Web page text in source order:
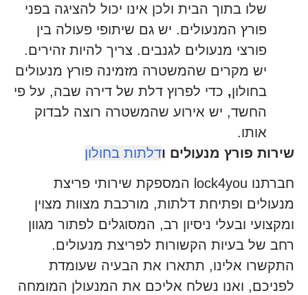
שלו בתוך הבית ולכן אינו יכול להציגה בפני
פורץ המנעולים. יש גם שיתופי פעולה בין
פורצי מנעולים לגנבים. צריך להיות זהירים.
יש מקרים שהמשטרה מזמינה פורץ מנעולים
בחולון, כדי לפרוץ דלת של דירה שבה, על פי
החשד, יש אירוע שהמשטרה רוצה לבדוק
אותו.
שירות פורץ מנעולים ודלתות בחולון
חברתנו lock4you המספקת שירותי פריצת
מנעולים ופתיחת דלתות, מורכבת מצוות מצוין
ומקצועי ובעלי ניסיון רב, המסוגלים לפתור מגוון
רחב של בעיות הקשורות לפריצת מנעולים.
התקשרו אלינו, תתארו את הבעיה שעומדת
לפניכם, ואנו נשלח אליכם את המנעולן המומחה